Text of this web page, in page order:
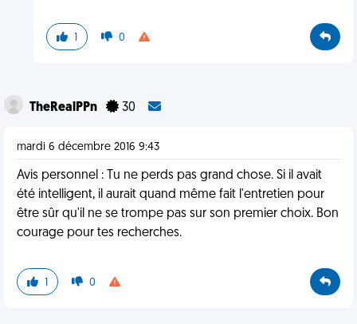
1 0
TheRealPPn 30
mardi 6 décembre 2016 9:43
Avis personnel : Tu ne perds pas grand chose. Si il avait
été intelligent, il aurait quand même fait l'entretien pour
être sûr qu'il ne se trompe pas sur son premier choix. Bon
courage pour tes recherches.
1 0